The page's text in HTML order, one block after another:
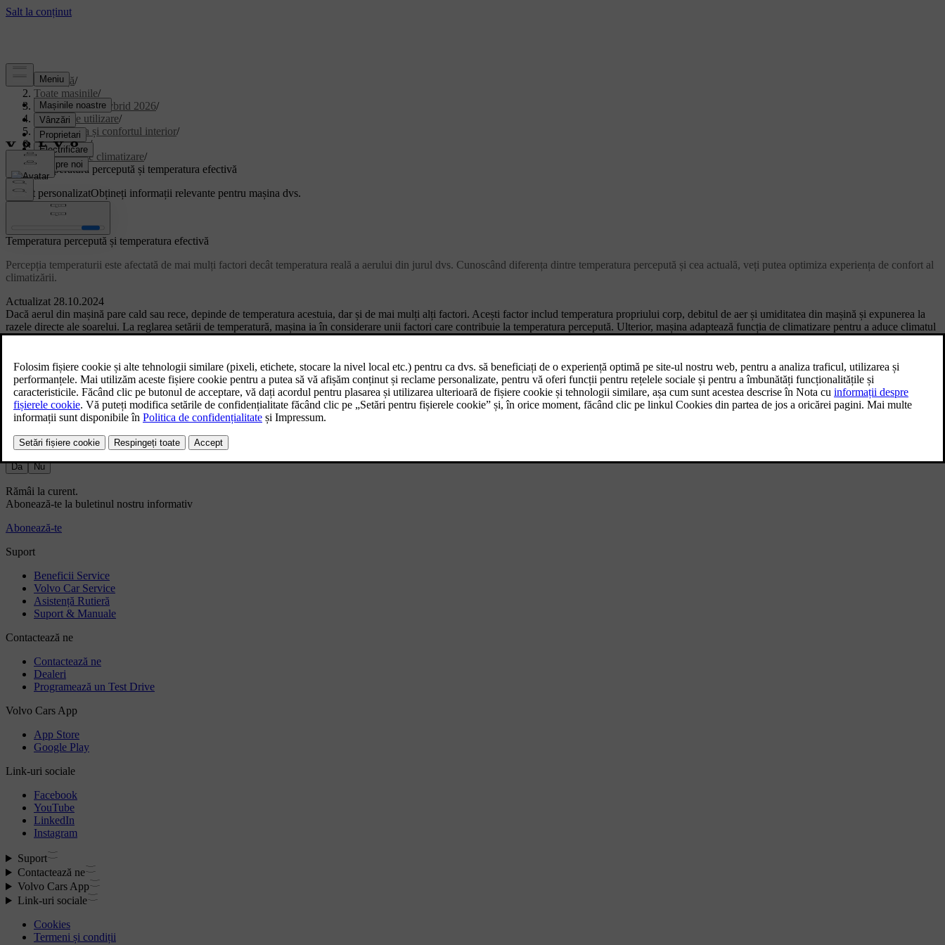
Asistență/
Toate mașinile/
XC90 Plug-in Hybrid 2026/
Manual de utilizare/
Climatizarea și confortul interior/
climatizarea./
Sistemul de climatizare/
Temperatura percepută și temperatura efectivă
Suport personalizatObțineți informații relevante pentru mașina dvs.
Conectează-te
Actualizat 28.10.2024
Temperatura percepută și temperatura efectivă
Percepția temperaturii este afectată de mai mulți factori decât temperatura reală a aerului din jurul dvs. Cunoscând diferența dintre temperatura percepută și cea actuală, veți putea optimiza experiența de confort al
climatizării.
Dacă aerul din mașină pare cald sau rece, depinde de temperatura acestuia, dar și de mai mulți alți factori. Acești factor includ temperatura propriului corp, debitul de aer și umiditatea din mașină și expunerea la
razele directe ale soarelui. La reglarea setării de temperatură, mașina ia în considerare unii factori care contribuie la temperatura percepută. Ulterior, mașina adaptează funcția de climatizare pentru a aduce climatul
interior la temperatura selectată. Acest lucru înseamnă că temperatura reală din mașină poate diferi de temperatura selectată, oferindu-vă o experiență de confort constant al climatizării.
La reglarea climatizării din mașină, mașina ia în calcul și expunerea la razele soarelui. De ex., dacă razele soarelui cad pe partea șoferului, mașina va modifica jetul de aer și temperatura pentru a echilibra
temperatura percepută pe acea parte.
Informațiile ți-au fost de ajutor?
Da Nu